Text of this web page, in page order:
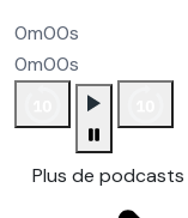
0m00s
0m00s
Plus de podcasts